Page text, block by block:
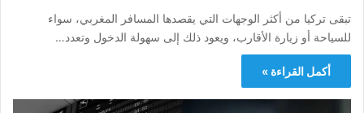
تبقى تركيا من أكثر الوجهات التي يقصدها المسافر المغربي، سواء
للسياحة أو زيارة الأقارب، ويعود ذلك إلى سهولة الدخول وتعدد…
أكمل القراءة »